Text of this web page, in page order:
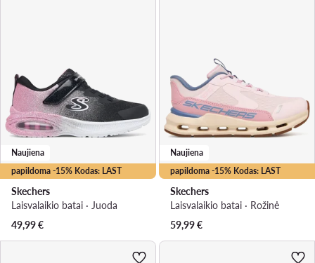
papildoma -15% Kodas: LAST
Naujiena
Skechers
Laisvalaikio batai · Juoda
49,99€
papildoma -15% Kodas: LAST
Naujiena
Skechers
Laisvalaikio batai · Rožinė
59,99€